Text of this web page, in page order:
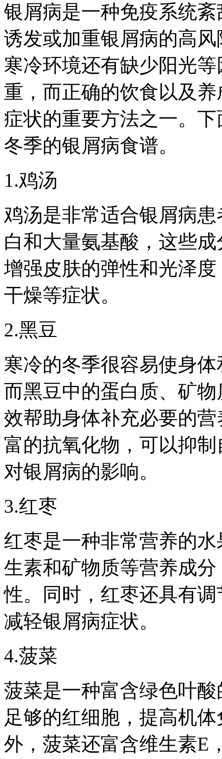
银屑病是一种免疫系统
诱发或加重银屑病的高
寒冷环境还有缺少阳光
重，而正确的饮食以及
症状的重要方法之一。
冬季的银屑病食谱。
1.鸡汤
鸡汤是非常适合银屑病
白和大量氨基酸，这些
增强皮肤的弹性和光泽
干燥等症状。
2.黑豆
寒冷的冬季很容易使身
而黑豆中的蛋白质、矿
效帮助身体补充必要的
富的抗氧化物，可以抑
对银屑病的影响。
3.红枣
红枣是一种非常营养的
生素和矿物质等营养成
性。同时，红枣还具有
减轻银屑病症状。
4.菠菜
菠菜是一种富含绿色叶
足够的红细胞，提高机
外，菠菜还富含维生素E